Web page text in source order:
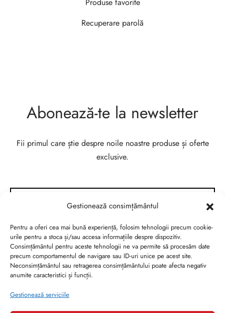
Gestionează consimțământul
Pentru a oferi cea mai bună experiență, folosim tehnologii precum cookie-
urile pentru a stoca și/sau accesa informațiile despre dispozitiv.
Consimțământul pentru aceste tehnologii ne va permite să procesăm date
precum comportamentul de navigare sau ID-uri unice pe acest site.
Neconsimțământul sau retragerea consimțământului poate afecta negativ
anumite caracteristici și funcții.
Gestionează serviciile
Recuperare parolă
Abonează-te la newsletter
Fii primul care știe despre noile noastre produse și oferte
exclusive.